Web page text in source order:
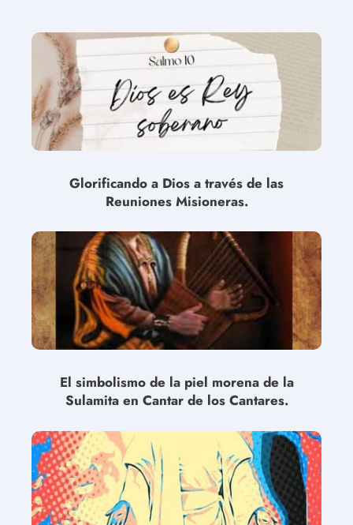
Glorificando a Dios a través de las
Reuniones Misioneras.
El simbolismo de la piel morena de la
Sulamita en Cantar de los Cantares.